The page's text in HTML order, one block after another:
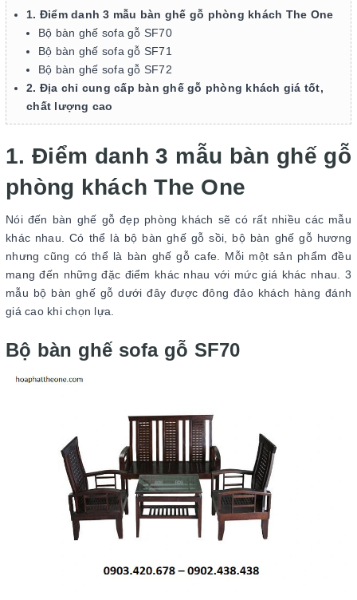
1. Điểm danh 3 mẫu bàn ghế gỗ phòng khách The One
Bộ bàn ghế sofa gỗ SF70
Bộ bàn ghế sofa gỗ SF71
Bộ bàn ghế sofa gỗ SF72
2. Địa chỉ cung cấp bàn ghế gỗ phòng khách giá tốt,
chất lượng cao
1. Điểm danh 3 mẫu bàn ghế gỗ
phòng khách The One
Nói đến bàn ghế gỗ đẹp phòng khách sẽ có rất nhiều các mẫu
khác nhau. Có thể là bộ bàn ghế gỗ sồi, bộ bàn ghế gỗ hương
nhưng cũng có thể là bàn ghế gỗ cafe. Mỗi một sản phẩm đều
mang đến những đặc điểm khác nhau với mức giá khác nhau. 3
mẫu bộ bàn ghế gỗ dưới đây được đông đảo khách hàng đánh
giá cao khi chọn lựa.
Bộ bàn ghế sofa gỗ SF70